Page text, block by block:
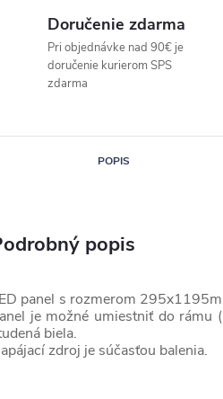
Doručenie zdarma
Pri objednávke nad 90€ je
doručenie kurierom SPS
zdarma
POPIS
popis
panel s rozmerom
je možné umiestniť do
biela.
zdroj je súčasťou balenia.